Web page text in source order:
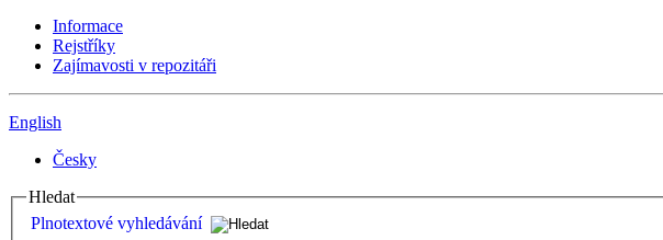
Informace
Rejstříky
Zajímavosti v repozitáři
English
Česky
Hledat
Plnotextové vyhledávání